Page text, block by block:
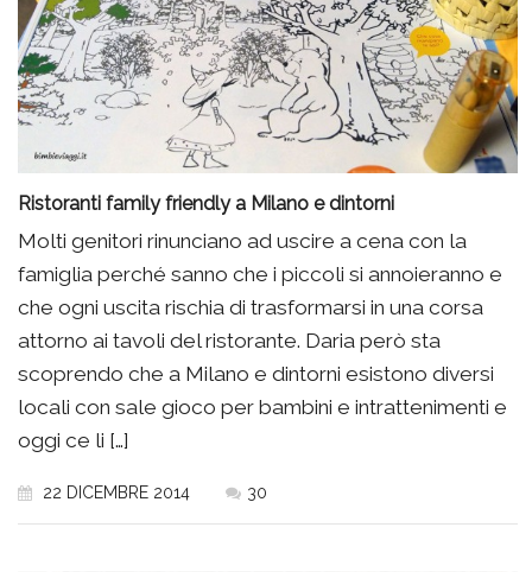
Ristoranti family friendly a Milano e dintorni
Molti genitori rinunciano ad uscire a cena con la
famiglia perché sanno che i piccoli si annoieranno e
che ogni uscita rischia di trasformarsi in una corsa
attorno ai tavoli del ristorante. Daria però sta
scoprendo che a Milano e dintorni esistono diversi
locali con sale gioco per bambini e intrattenimenti e
oggi ce li […]
22 DICEMBRE 2014 30